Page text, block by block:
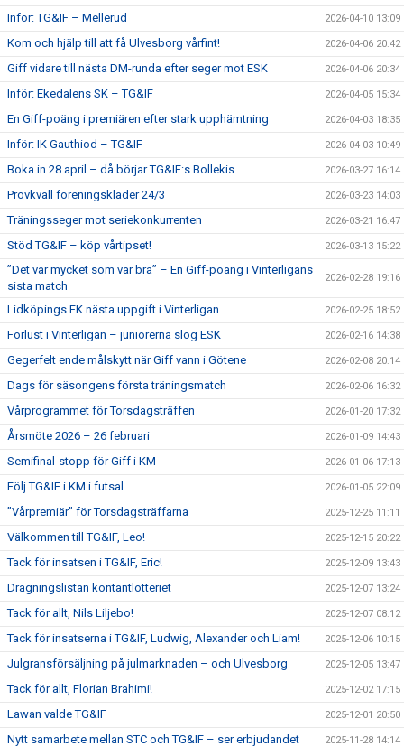
Inför: TG&IF – Mellerud 2026-04-10 13:09
Kom och hjälp till att få Ulvesborg vårfint! 2026-04-06 20:42
Giff vidare till nästa DM-runda efter seger mot ESK 2026-04-06 20:34
Inför: Ekedalens SK – TG&IF 2026-04-05 15:34
En Giff-poäng i premiären efter stark upphämtning 2026-04-03 18:35
Inför: IK Gauthiod – TG&IF 2026-04-03 10:49
Boka in 28 april – då börjar TG&IF:s Bollekis 2026-03-27 16:14
Provkväll föreningskläder 24/3 2026-03-23 14:03
Träningsseger mot seriekonkurrenten 2026-03-21 16:47
Stöd TG&IF – köp vårtipset! 2026-03-13 15:22
”Det var mycket som var bra” – En Giff-poäng i Vinterligans
sista match
2026-02-28 19:16
Lidköpings FK nästa uppgift i Vinterligan 2026-02-25 18:52
Förlust i Vinterligan – juniorerna slog ESK 2026-02-16 14:38
Gegerfelt ende målskytt när Giff vann i Götene 2026-02-08 20:14
Dags för säsongens första träningsmatch 2026-02-06 16:32
Vårprogrammet för Torsdagsträffen 2026-01-20 17:32
Årsmöte 2026 – 26 februari 2026-01-09 14:43
Semifinal-stopp för Giff i KM 2026-01-06 17:13
Följ TG&IF i KM i futsal 2026-01-05 22:09
”Vårpremiär” för Torsdagsträffarna 2025-12-25 11:11
Välkommen till TG&IF, Leo! 2025-12-15 20:22
Tack för insatsen i TG&IF, Eric! 2025-12-09 13:43
Dragningslistan kontantlotteriet 2025-12-07 13:24
Tack för allt, Nils Liljebo! 2025-12-07 08:12
Tack för insatserna i TG&IF, Ludwig, Alexander och Liam! 2025-12-06 10:15
Julgransförsäljning på julmarknaden – och Ulvesborg 2025-12-05 13:47
Tack för allt, Florian Brahimi! 2025-12-02 17:15
Lawan valde TG&IF 2025-12-01 20:50
Nytt samarbete mellan STC och TG&IF – ser erbjudandet 2025-11-28 14:14